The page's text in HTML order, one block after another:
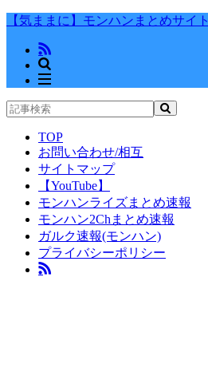
【気ままに】モンハンまとめサイト
TOP
お問い合わせ/相互
サイトマップ
【YouTube】
モンハンライズまとめ速報
モンハン2Chまとめ速報
ガルク速報(モンハン)
プライバシーポリシー